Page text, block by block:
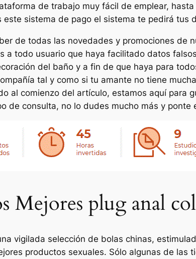
de trabajo muy fácil de emplear,
este sistema de pago el sistema te pedirá
de todas las novedades y promociones de
a todo usuario que haya facilitado datos
del baño y a fin de que haya para
tal y como si tu amante no tiene
al comienzo del artículo, estamos aquí
de consulta, no lo dudes mucho más y
Mejores plug anal
vigilada selección de bolas chinas,
productos sexuales. Sólo algunas de